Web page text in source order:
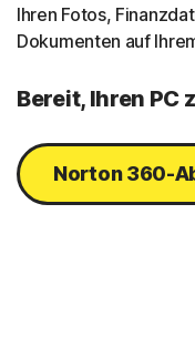
Ihren Fotos,
Dokumenten auf
Bereit, Ihren PC
Norton 360-